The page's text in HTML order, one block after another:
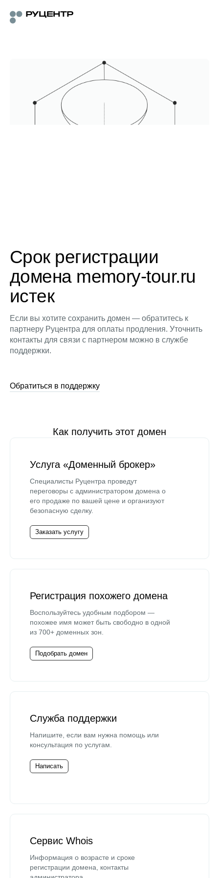
Срок регистрации
домена memory-tour.ru
истек
Если вы хотите сохранить домен — обратитесь к
партнеру Руцентра для оплаты продления. Уточнить
контакты для связи с партнером можно в службе
поддержки.
Обратиться в поддержку
Как получить этот домен
Услуга «Доменный брокер»
Специалисты Руцентра проведут
переговоры с администратором домена о
его продаже по вашей цене и организуют
безопасную сделку.
Заказать услугу
Регистрация похожего домена
Воспользуйтесь удобным подбором —
похожее имя может быть свободно в одной
из 700+ доменных зон.
Подобрать домен
Служба поддержки
Напишите, если вам нужна помощь или
консультация по услугам.
Написать
Сервис Whois
Информация о возрасте и сроке
регистрации домена, контакты